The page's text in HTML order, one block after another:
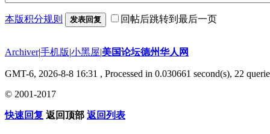
本版积分规则 发表回复 回帖后跳转到最后一页
Archiver|手机版|小黑屋|美国论坛德州华人网
GMT-6, 2026-8-8 16:31 , Processed in 0.030661 second(s), 22
© 2001-2017
快速回复 返回顶部 返回列表